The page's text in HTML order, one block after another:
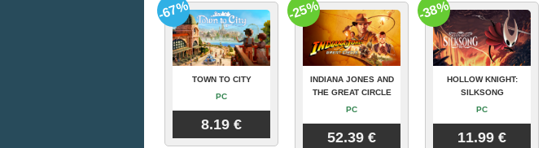
TOWN TO CITY
PC
8.19 €
-67%
INDIANA JONES AND
THE GREAT CIRCLE
PC
52.39 €
-25%
HOLLOW KNIGHT:
SILKSONG
PC
11.99 €
-38%